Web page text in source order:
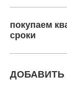
покупаем
сроки